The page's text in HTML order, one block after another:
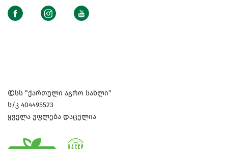
სს "ქართული აგრო სახლი"
ს/კ 404495523
ყველა უფლება დაცულია